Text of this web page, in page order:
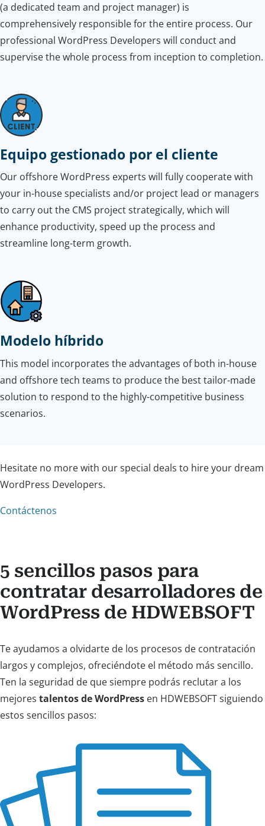
(a dedicated team and project manager) is
comprehensively responsible for the entire process. Our
professional WordPress Developers will conduct and
supervise the whole process from inception to completion.
Equipo gestionado por el cliente
Our offshore WordPress experts will fully cooperate with
your in-house specialists and/or project lead or managers
to carry out the CMS project strategically, which will
enhance productivity, speed up the process and
streamline long-term growth.
Modelo híbrido
This model incorporates the advantages of both in-house
and offshore tech teams to produce the best tailor-made
solution to respond to the highly-competitive business
scenarios.
Hesitate no more with our special deals to hire your dream
WordPress Developers.
Contáctenos
5 sencillos pasos para
contratar desarrolladores de
WordPress de HDWEBSOFT
Te ayudamos a olvidarte de los procesos de contratación
largos y complejos, ofreciéndote el método más sencillo.
Ten la seguridad de que siempre podrás reclutar a los
mejores talentos de WordPress en HDWEBSOFT siguiendo
estos sencillos pasos: